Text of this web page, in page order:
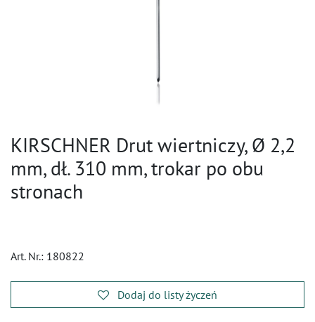
KIRSCHNER Drut wiertniczy, Ø 2,2
mm, dł. 310 mm, trokar po obu
stronach
Art. Nr.: 180822
Dodaj do listy życzeń